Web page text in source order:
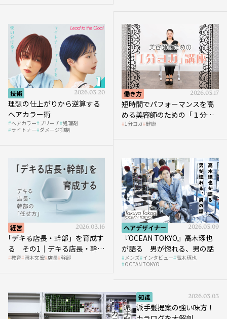
技術 2026.03.20
理想の仕上がりから逆算する
ヘアカラー術
ヘアカラー ブリーチ 処理剤
ライトナー ダメージ抑制
働き方 2026.03.17
短時間でパフォーマンスを高
める美容師のための「１分ヨ
ガ」講座｜実践編
1分ヨガ 健康
経営 2026.03.16
｢デキる店長・幹部」を育成す
る その1｜デキる店長・幹部
の「任せ方」
教育 岡本文宏 店長 幹部
ヘアデザイナー 2026.03.09
『OCEAN TOKYO』高木琢也
が語る 男が惚れる、男の話
メンズ インタビュー 高木琢也
OCEAN TOKYO
知識 2026.03.03
派手髪提案の強い味方！